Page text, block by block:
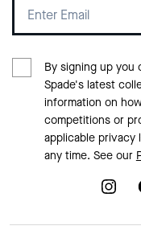
By signing up you
Spade's latest
information on
competitions or
applicable privacy
any time. See our